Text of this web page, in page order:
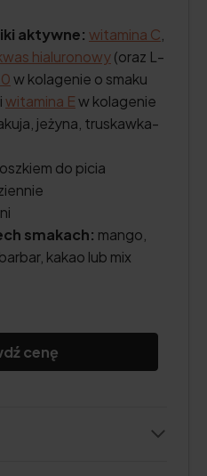
aktywne: witamina C
hialuronowy(oraz L-
w kolagenie o smaku
iwitamina Ew kolagenie
jeżyna, truskawka-
do picia
smakach: mango,
kakao lub mix
cenę